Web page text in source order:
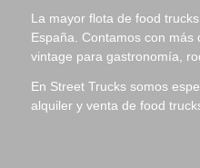
La mayor flota de food
España. Contamos con
vintage para gastronomía,
En Street Trucks somos
alquiler y venta de food